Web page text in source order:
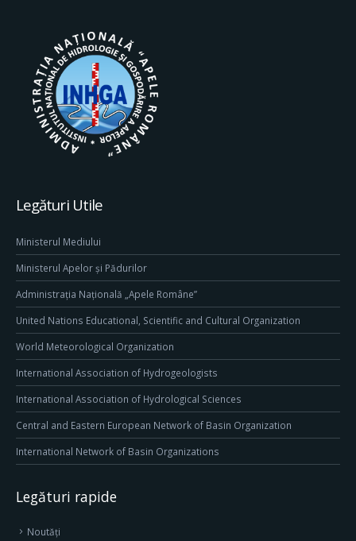
Legături Utile
Ministerul Mediului
Ministerul Apelor și Pădurilor
Administrația Națională „Apele Române”
United Nations Educational, Scientific and Cultural Organization
World Meteorological Organization
International Association of Hydrogeologists
International Association of Hydrological Sciences
Central and Eastern European Network of Basin Organization
International Network of Basin Organizations
Legături rapide
Noutăți